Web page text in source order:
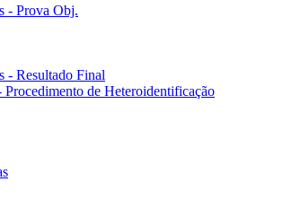
- Prova Obj.
- Resultado Final
Procedimento de Heteroidentificação